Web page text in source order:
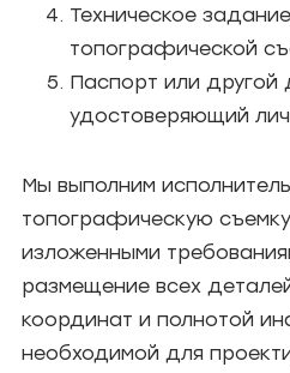
Техническое
топографической
Паспорт или другой
удостоверяющий
Мы выполним
топографическую
изложенными
размещение всех
координат и полнотой
необходимой для